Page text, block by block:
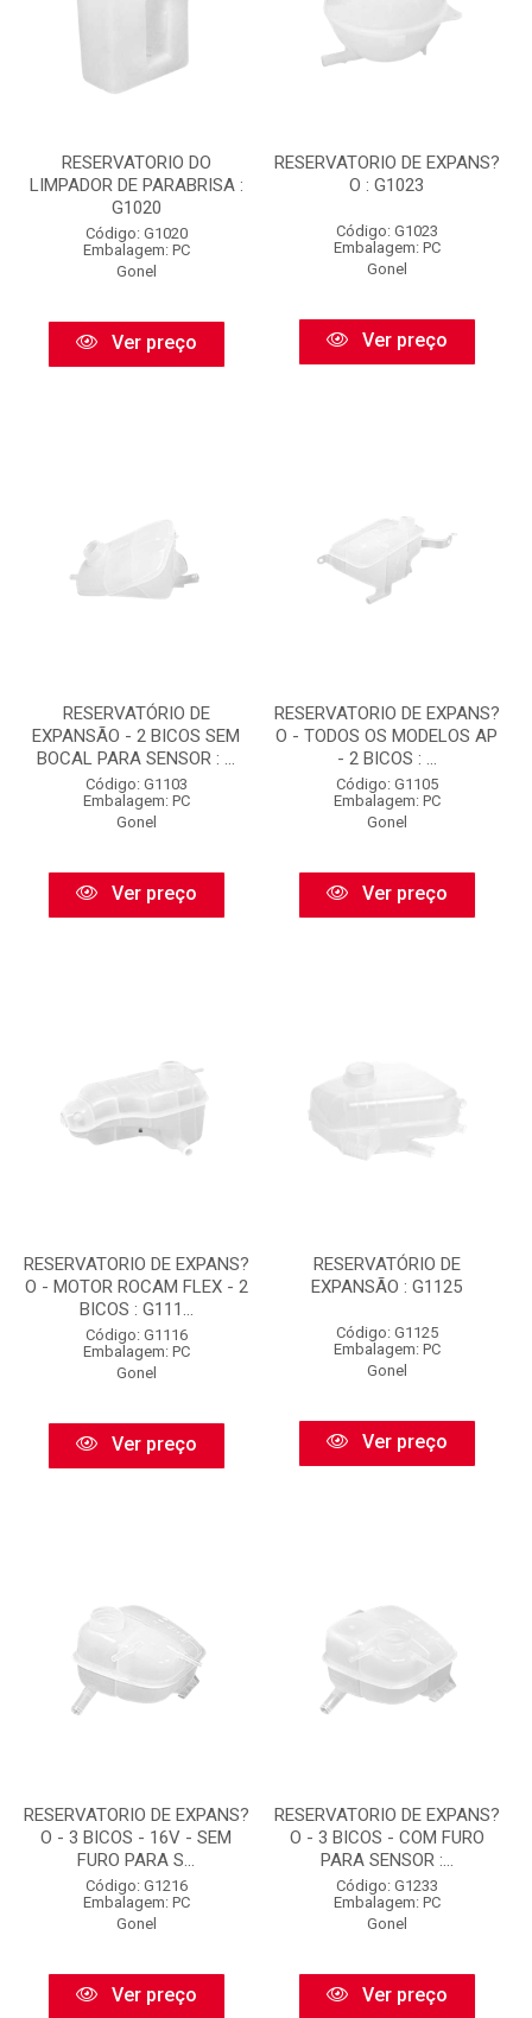
RESERVATORIO DO
LIMPADOR DE PARABRISA :
G1020
Código: G1020
Embalagem: PC
Gonel
Ver preço
RESERVATORIO DE EXPANS?
O : G1023
Código: G1023
Embalagem: PC
Gonel
Ver preço
RESERVATÓRIO DE
EXPANSÃO - 2 BICOS SEM
BOCAL PARA SENSOR : ...
Código: G1103
Embalagem: PC
Gonel
Ver preço
RESERVATORIO DE EXPANS?
O - TODOS OS MODELOS AP
- 2 BICOS : ...
Código: G1105
Embalagem: PC
Gonel
Ver preço
RESERVATORIO DE EXPANS?
O - MOTOR ROCAM FLEX - 2
BICOS : G111...
Código: G1116
Embalagem: PC
Gonel
Ver preço
RESERVATÓRIO DE
EXPANSÃO : G1125
Código: G1125
Embalagem: PC
Gonel
Ver preço
RESERVATORIO DE EXPANS?
O - 3 BICOS - 16V - SEM
FURO PARA S...
Código: G1216
Embalagem: PC
Gonel
Ver preço
RESERVATORIO DE EXPANS?
O - 3 BICOS - COM FURO
PARA SENSOR :...
Código: G1233
Embalagem: PC
Gonel
Ver preço